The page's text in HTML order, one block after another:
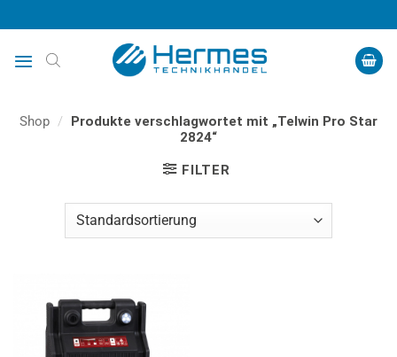
Inhalt
springen
Shop /
Produkte verschlagwortet mit „Telwin Pro Star
2824“
FILTER